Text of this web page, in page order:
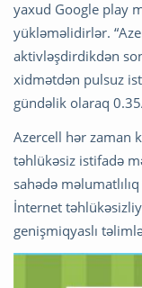
yaxud Google play
yükləməlidirlər.
aktivləşdirdikdən
xidmətdən pulsuz
gündəlik olaraq
Azercell hər zaman
təhlükəsiz istifadə
sahədə
İnternet
genişmiqyaslı